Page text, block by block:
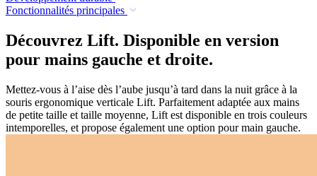
Fonctionnalités principales
Découvrez Lift. Disponible en version
pour mains gauche et droite.
Mettez-vous à l’aise dès l’aube jusqu’à tard dans la nuit grâce à la
souris ergonomique verticale Lift. Parfaitement adaptée aux mains
de petite taille et taille moyenne, Lift est disponible en trois couleurs
intemporelles, et propose également une option pour main gauche.